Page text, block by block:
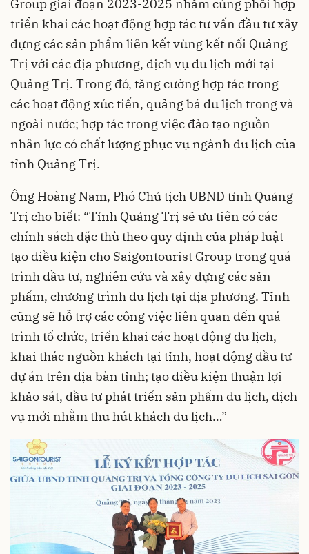
Group giai đoạn 2023-2025 nhằm cùng phối hợp
triển khai các hoạt động hợp tác tư vấn đầu tư xây
dựng các sản phẩm liên kết vùng kết nối Quảng
Trị với các địa phương, dịch vụ du lịch mới tại
Quảng Trị. Trong đó, tăng cường hợp tác trong
các hoạt động xúc tiến, quảng bá du lịch trong và
ngoài nước; hợp tác trong việc đào tạo nguồn
nhân lực có chất lượng phục vụ ngành du lịch của
tỉnh Quảng Trị.
Ông Hoàng Nam, Phó Chủ tịch UBND tỉnh Quảng
Trị cho biết: “Tỉnh Quảng Trị sẽ ưu tiên có các
chính sách đặc thù theo quy định của pháp luật
tạo điều kiện cho Saigontourist Group trong quá
trình đầu tư, nghiên cứu và xây dựng các sản
phẩm, chương trình du lịch tại địa phương. Tỉnh
cũng sẽ hỗ trợ các công việc liên quan đến quá
trình tổ chức, triển khai các hoạt động du lịch,
khai thác nguồn khách tại tỉnh, hoạt động đầu tư
dự án trên địa bàn tỉnh; tạo điều kiện thuận lợi
khảo sát, đầu tư phát triển sản phẩm du lịch, dịch
vụ mới nhằm thu hút khách du lịch…”